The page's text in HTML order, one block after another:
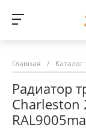
Главная / Каталог
Радиатор
Charleston